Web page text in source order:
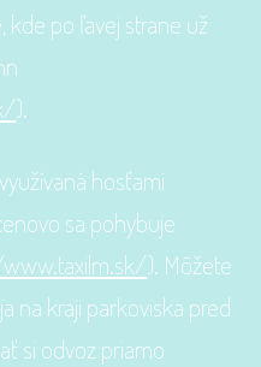
kde po ľavej strane už
).
hosťami
sa pohybuje
). Môžete
na kraji parkoviska pred
si odvoz priamo